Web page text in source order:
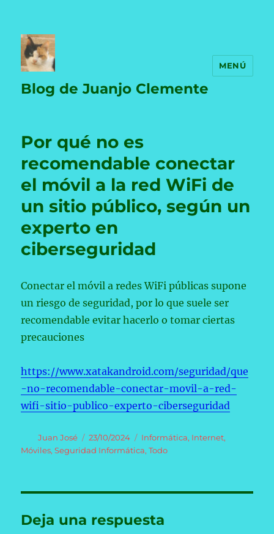
Blog de Juanjo Clemente
MENÚ
Por qué no es
recomendable conectar
el móvil a la red WiFi de
un sitio público, según un
experto en
ciberseguridad
Conectar el móvil a redes WiFi públicas supone
un riesgo de seguridad, por lo que suele ser
recomendable evitar hacerlo o tomar ciertas
precauciones
https://www.xatakandroid.com/seguridad/que
-no-recomendable-conectar-movil-a-red-
wifi-sitio-publico-experto-ciberseguridad
Autor
Juan José
Publicado
el
23/10/2024 Categorías
Informática, Internet,
Móviles,Seguridad Informática,Todo
Deja una respuesta